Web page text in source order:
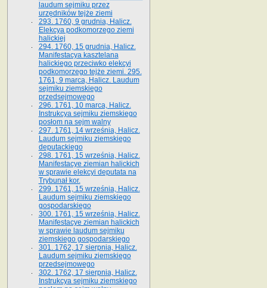
laudum sejmiku przez
urzędników tejże ziemi
293. 1760, 9 grudnia, Halicz.
Elekcya podkomorzego ziemi
halickiej
294. 1760, 15 grudnia, Halicz.
Manifestacya kasztelana
halickiego przeciwko elekcyi
podkomorzego tejże ziemi. 295.
1761, 9 marca, Halicz. Laudum
sejmiku ziemskiego
przedsejmowego
296. 1761, 10 marca, Halicz.
Instrukcya sejmiku ziemskiego
posłom na sejm walny
297. 1761, 14 września, Halicz.
Laudum sejmiku ziemskiego
deputackiego
298. 1761, 15 września, Halicz.
Manifestacye ziemian halickich
w sprawie elekcyi deputata na
Trybunał kor.
299. 1761, 15 września, Halicz.
Laudum sejmiku ziemskiego
gospodarskiego
300. 1761, 15 września, Halicz.
Manifestacye ziemian halickich
w sprawie laudum sejmiku
ziemskiego gospodarskiego
301. 1762, 17 sierpnia, Halicz.
Laudum sejmiku ziemskiego
przedsejmowego
302. 1762, 17 sierpnia, Halicz.
Instrukcya sejmiku ziemskiego